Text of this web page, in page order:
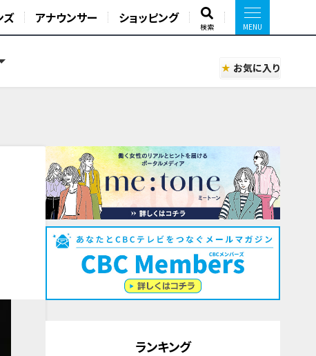
ズ アナウンサー ショッピング
検索
お気に入り
ランキング